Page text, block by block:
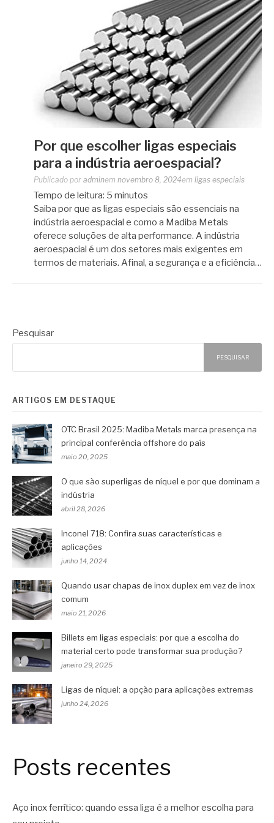
Por que escolher ligas especiais
para a indústria aeroespacial?
Publicado por adminem novembro 8, 2024em ligas especiais
Tempo de leitura: 5 minutos
Saiba por que as ligas especiais são essenciais na
indústria aeroespacial e como a Madiba Metals
oferece soluções de alta performance. A indústria
aeroespacial é um dos setores mais exigentes em
termos de materiais. Afinal, a segurança e a eficiência…
Pesquisar
PESQUISAR
ARTIGOS EM DESTAQUE
OTC Brasil 2025: Madiba Metals marca presença na
principal conferência offshore do país
maio 20, 2025
O que são superligas de níquel e por que dominam a
indústria
abril 28, 2026
Inconel 718: Confira suas características e
aplicações
junho 14, 2024
Quando usar chapas de inox duplex em vez de inox
comum
maio 21, 2026
Billets em ligas especiais: por que a escolha do
material certo pode transformar sua produção?
janeiro 29, 2025
Ligas de níquel: a opção para aplicações extremas
junho 24, 2026
Posts recentes
Aço inox ferrítico: quando essa liga é a melhor escolha para